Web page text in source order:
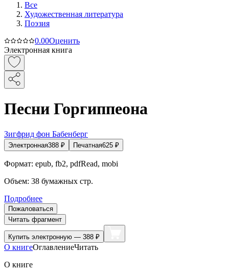
Все
Художественная литература
Поэзия
0.00Оценить
Электронная книга
Песни Горгиппеона
Зигфрид фон Бабенберг
Электронная388 ₽ Печатная625 ₽
Формат: epub, fb2, pdfRead, mobi
Объем: 38 бумажных стр.
Подробнее
Пожаловаться
Читать фрагмент
Купить электронную — 388 ₽
О книгеОглавлениеЧитать
О книге